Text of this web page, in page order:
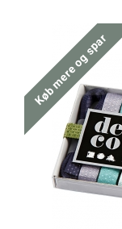
Køb mere og spar